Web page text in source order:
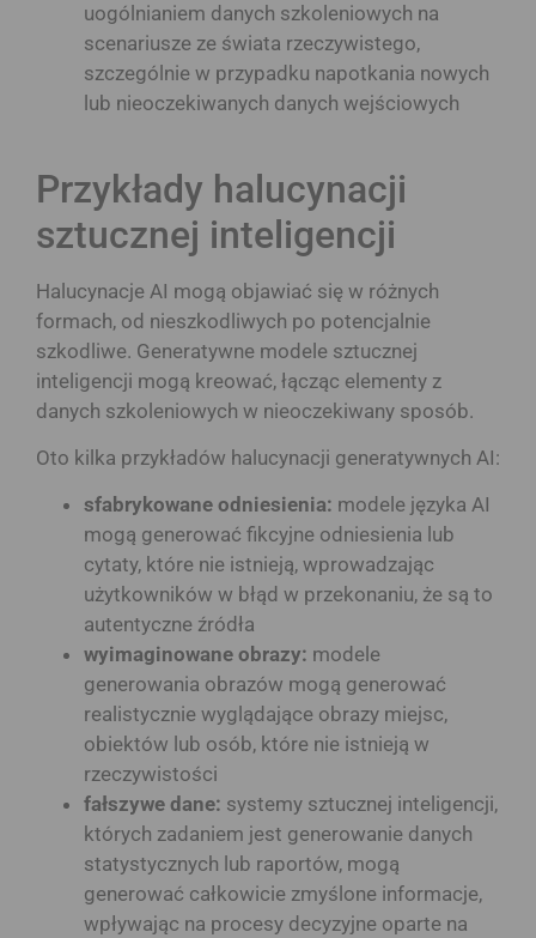
uogólnianiem danych szkoleniowych na
scenariusze ze świata rzeczywistego,
szczególnie w przypadku napotkania nowych
lub nieoczekiwanych danych wejściowych
Przykłady halucynacji
sztucznej inteligencji
Halucynacje AI mogą objawiać się w różnych
formach, od nieszkodliwych po potencjalnie
szkodliwe. Generatywne modele sztucznej
inteligencji mogą kreować, łącząc elementy z
danych szkoleniowych w nieoczekiwany sposób.
Oto kilka przykładów halucynacji generatywnych AI:
sfabrykowane odniesienia: modele języka AI
mogą generować fikcyjne odniesienia lub
cytaty, które nie istnieją, wprowadzając
użytkowników w błąd w przekonaniu, że są to
autentyczne źródła
wyimaginowane obrazy: modele
generowania obrazów mogą generować
realistycznie wyglądające obrazy miejsc,
obiektów lub osób, które nie istnieją w
rzeczywistości
fałszywe dane: systemy sztucznej inteligencji,
których zadaniem jest generowanie danych
statystycznych lub raportów, mogą
generować całkowicie zmyślone informacje,
wpływając na procesy decyzyjne oparte na